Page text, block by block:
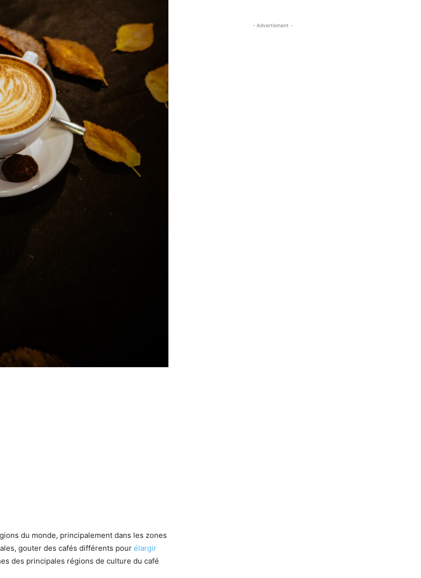
du monde, principalement dans les zones
gouter des cafés différents pour élargir
des principales régions de culture du café
- Advertisment -